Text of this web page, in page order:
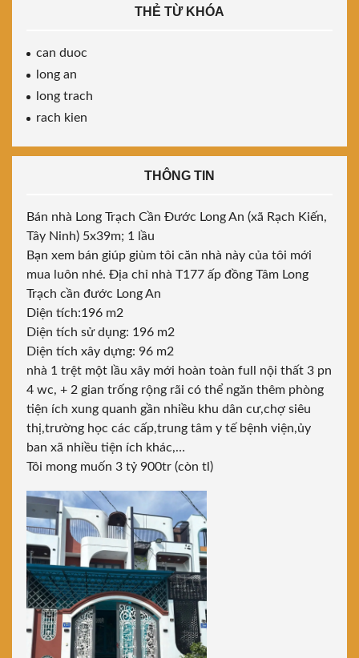
THẺ TỪ KHÓA
can duoc
long an
long trach
rach kien
THÔNG TIN
Bán nhà Long Trạch Cần Đước Long An (xã Rạch Kiến,
Tây Ninh) 5x39m; 1 lầu
Bạn xem bán giúp giùm tôi căn nhà này của tôi mới
mua luôn nhé. Địa chỉ nhà T177 ấp đồng Tâm Long
Trạch cần đước Long An
Diện tích:196 m2
Diện tích sử dụng: 196 m2
Diện tích xây dựng: 96 m2
nhà 1 trệt một lầu xây mới hoàn toàn full nội thất 3 pn
4 wc, + 2 gian trống rộng rãi có thể ngăn thêm phòng
tiện ích xung quanh gần nhiều khu dân cư,chợ siêu
thị,trường học các cấp,trung tâm y tế bệnh viện,ủy
ban xã nhiều tiện ích khác,…
Tôi mong muốn 3 tỷ 900tr (còn tl)